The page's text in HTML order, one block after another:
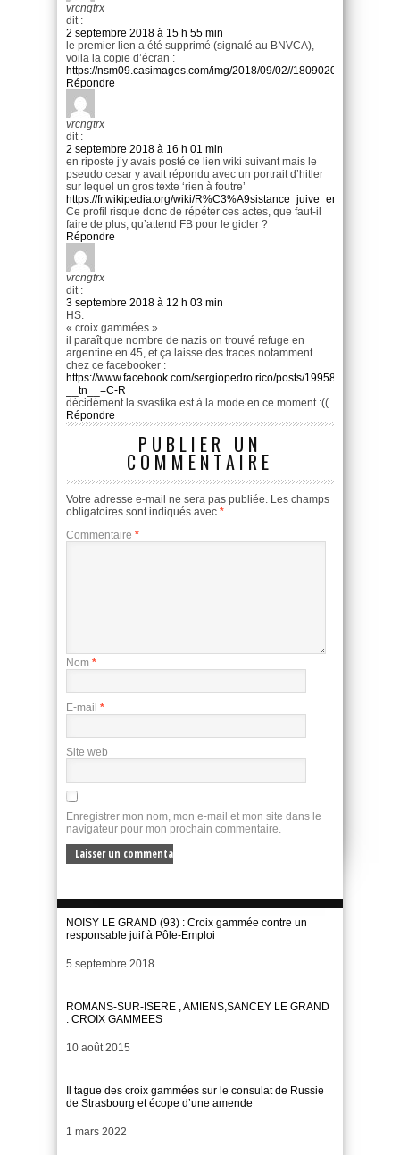
vrcngtrx
dit :
2 septembre 2018 à 15 h 55 min
le premier lien a été supprimé (signalé au BNVCA),
voila la copie d’écran :
https://nsm09.casimages.com/img/2018/09/02//
Répondre
vrcngtrx
dit :
2 septembre 2018 à 16 h 01 min
en riposte j’y avais posté ce lien wiki suivant mais le
pseudo cesar y avait répondu avec un portrait d’hitler
sur lequel un gros texte ‘rien à foutre’
https://fr.wikipedia.org/wiki/R%C3%A9sistance_juive_en_France
Ce profil risque donc de répéter ces actes, que faut-il
faire de plus, qu’attend FB pour le gicler ?
Répondre
vrcngtrx
dit :
3 septembre 2018 à 12 h 03 min
HS.
« croix gammées »
il paraît que nombre de nazis on trouvé refuge en
argentine en 45, et ça laisse des traces notamment
chez ce facebooker :
https://www.facebook.com/sergiopedro.rico/posts/
__tn__=C-R
décidément la svastika est à la mode en ce moment :((
Répondre
PUBLIER UN
COMMENTAIRE
Votre adresse e-mail ne sera pas publiée. Les champs
obligatoires sont indiqués avec *
Commentaire *
Nom *
E-mail *
Site web
Enregistrer mon nom, mon e-mail et mon site dans le
navigateur pour mon prochain commentaire.
NOISY LE GRAND (93) : Croix gammée contre un
responsable juif à Pôle-Emploi
Date
5 septembre 2018
ROMANS-SUR-ISERE , AMIENS,SANCEY LE GRAND
: CROIX GAMMEES
Date
10 août 2015
Il tague des croix gammées sur le consulat de Russie
de Strasbourg et écope d’une amende
Date
1 mars 2022